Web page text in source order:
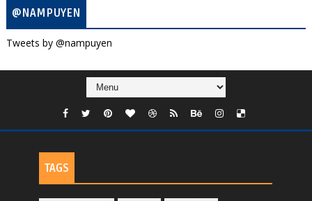
@NAMPUYEN
Tweets by @nampuyen
TAGS